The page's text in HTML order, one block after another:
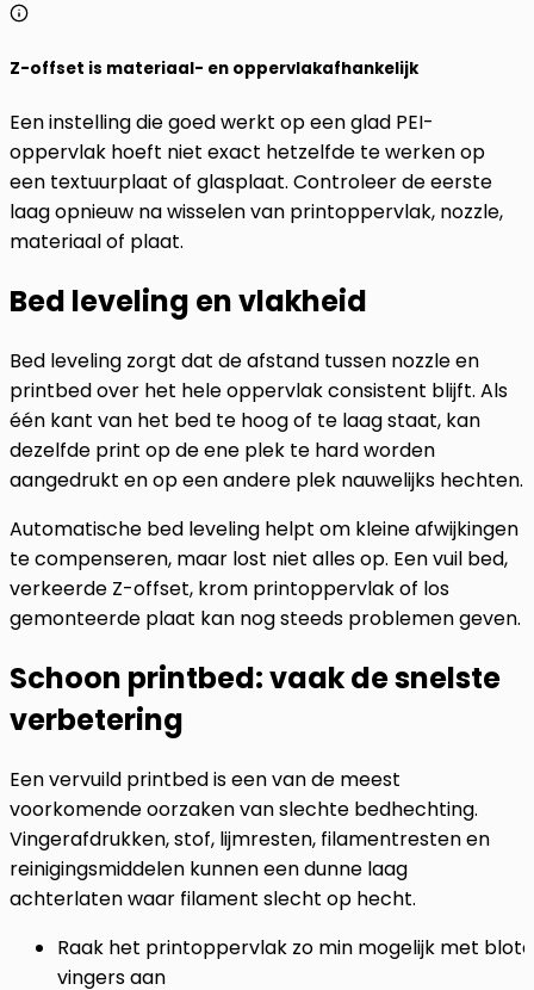
Z-offset is materiaal- en oppervlakafhankelijk
Een instelling die goed werkt op een glad PEI-
oppervlak hoeft niet exact hetzelfde te werken op
een textuurplaat of glasplaat. Controleer de eerste
laag opnieuw na wisselen van printoppervlak, nozzle,
materiaal of plaat.
Bed leveling en vlakheid
Bed leveling zorgt dat de afstand tussen nozzle en
printbed over het hele oppervlak consistent blijft. Als
één kant van het bed te hoog of te laag staat, kan
dezelfde print op de ene plek te hard worden
aangedrukt en op een andere plek nauwelijks hechten.
Automatische bed leveling helpt om kleine afwijkingen
te compenseren, maar lost niet alles op. Een vuil bed,
verkeerde Z-offset, krom printoppervlak of los
gemonteerde plaat kan nog steeds problemen geven.
Schoon printbed: vaak de snelste
verbetering
Een vervuild printbed is een van de meest
voorkomende oorzaken van slechte bedhechting.
Vingerafdrukken, stof, lijmresten, filamentresten en
reinigingsmiddelen kunnen een dunne laag
achterlaten waar filament slecht op hecht.
Raak het printoppervlak zo min mogelijk met blote
vingers aan